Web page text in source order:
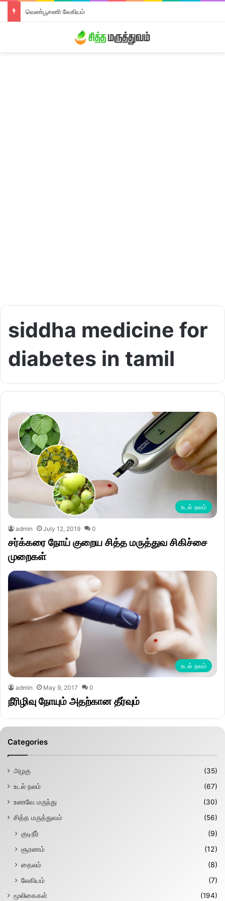
திரிபலா லேகியம்
siddha medicine for
diabetes in tamil
உடல் நலம்
admin July 12, 2019 0
சர்க்கரை நோய் குறைய சித்த மருத்துவ சிகிச்சை
முறைகள்
உடல் நலம்
admin May 9, 2017 0
நீரிழிவு நோயும் அதற்கான தீர்வும்
Categories
அழகு
(35)
உடல் நலம்
(67)
உணவே மருந்து
(30)
சித்த மருத்துவம்
(56)
குடிநீர்
(9)
சூரணம்
(12)
தைலம்
(8)
லேகியம்
(7)
மூலிகைகள் (194)